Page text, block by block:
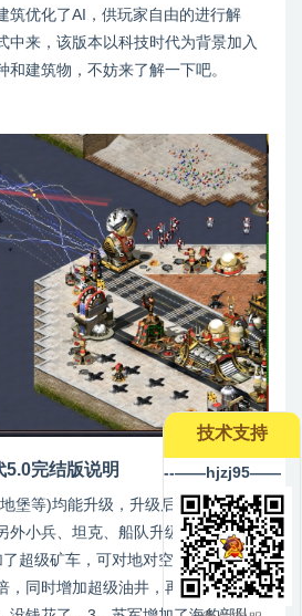
筑优化了AI，供玩家自由的进行解
中来，该版本以科技时代为背景加入
和建筑物，不妨来了解一下吧。
完结版说明
堡等)均能升级，升级后威力强大、且
外小兵、坦克、船队升级后也有此效
超级矿车，可对地对空，另外采矿能
，同时增加超级油井，再也不用担心
技术支持
--——hjzj95——